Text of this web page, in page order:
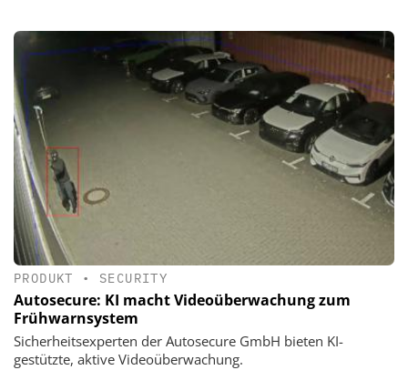
PRODUKT • SECURITY
Autosecure: KI macht Videoüberwachung zum
Frühwarnsystem
Sicherheitsexperten der Autosecure GmbH bieten KI-
gestützte, aktive Videoüberwachung.